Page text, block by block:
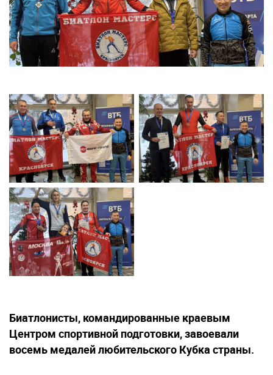
Биатлонисты, командированные краевым
Центром спортивной подготовки, завоевали
восемь медалей любительского Кубка страны.